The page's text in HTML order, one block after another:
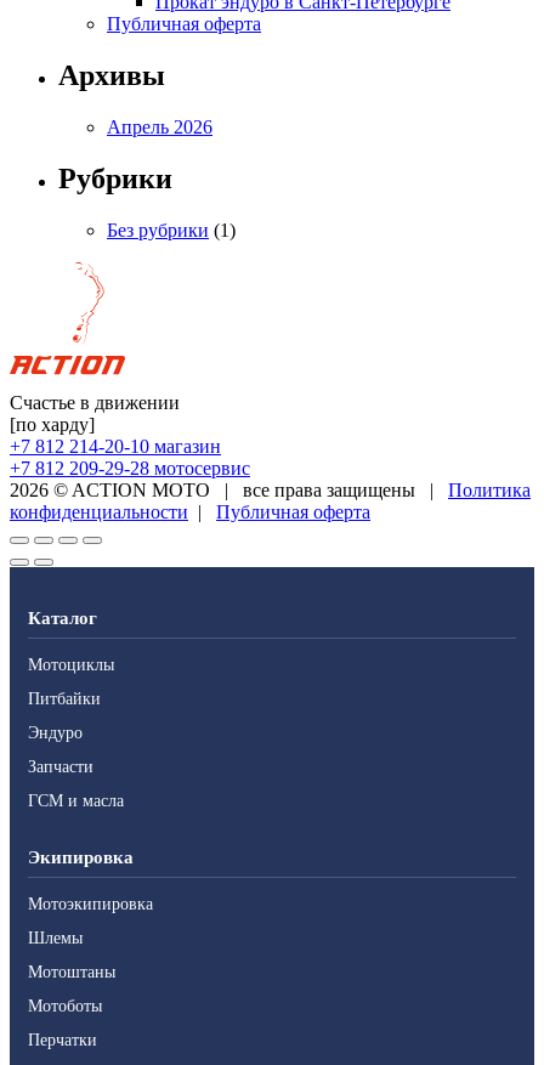
Публичная оферта
Архивы
Апрель 2026
Рубрики
Без рубрики (1)
Счастье в движении
[по харду]
+7 812 214-20-10 магазин
+7 812 209-29-28 мотосервис
2026 © ACTION MOTO | все права защищены |
Политика
конфиденциальности | Публичная оферта
Каталог
Мотоциклы
Питбайки
Эндуро
Запчасти
ГСМ и масла
Экипировка
Мотоэкипировка
Шлемы
Мотоштаны
Мотоботы
Перчатки